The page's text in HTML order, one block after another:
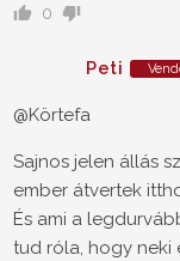
0
Peti
@Körtefa
Sajnos jelen állás
ember átvertek
És ami a
tud róla, hogy neki